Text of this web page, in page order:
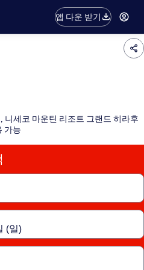
앱 다운 받기
니세코 마운틴 리조트 그랜드 히라후
가능